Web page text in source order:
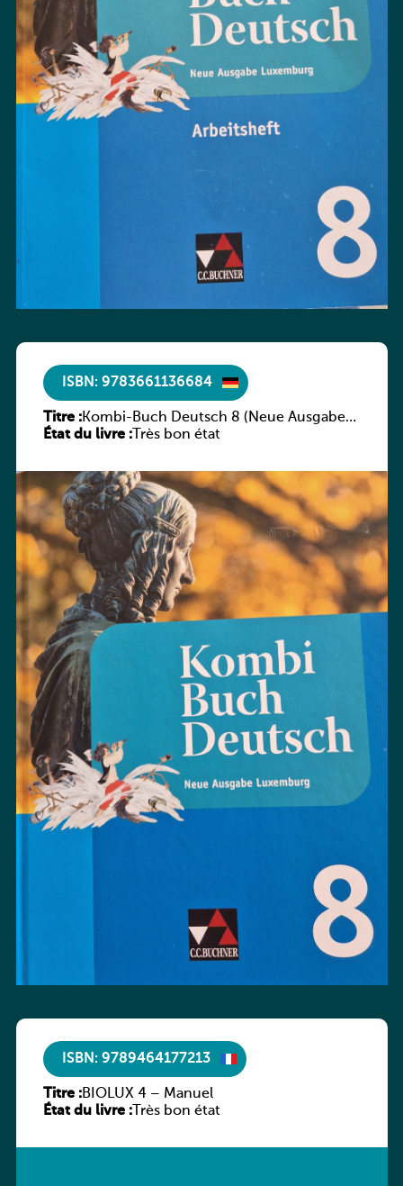
ISBN: 9783661136684
Titre :Kombi-Buch Deutsch 8 (Neue Ausgabe
Luxemburg)
État du livre :Très bon état
ISBN: 9789464177213
Titre :BIOLUX 4 – Manuel
État du livre :Très bon état